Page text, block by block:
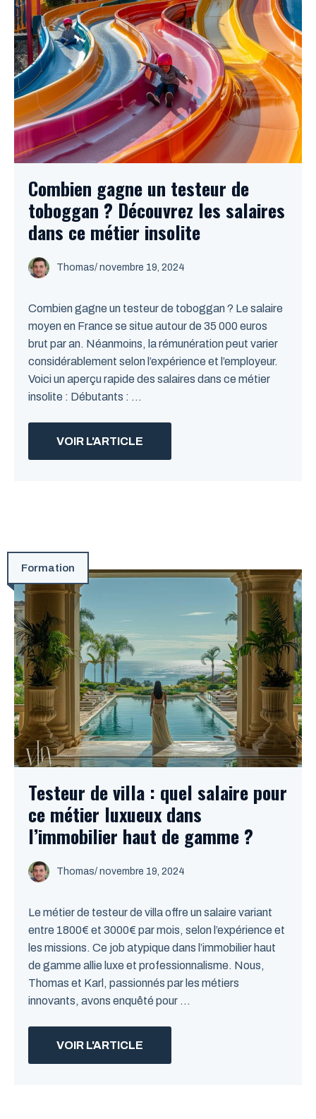
Combien gagne un testeur de
toboggan ? Découvrez les salaires
dans ce métier insolite
Thomas/ novembre 19, 2024
Combien gagne un testeur de toboggan ? Le salaire
moyen en France se situe autour de 35 000 euros
brut par an. Néanmoins, la rémunération peut varier
considérablement selon l’expérience et l’employeur.
Voici un aperçu rapide des salaires dans ce métier
insolite : Débutants : ...
VOIR L'ARTICLE
Formation
Testeur de villa : quel salaire pour
ce métier luxueux dans
l’immobilier haut de gamme ?
Thomas/ novembre 19, 2024
Le métier de testeur de villa offre un salaire variant
entre 1800€ et 3000€ par mois, selon l’expérience et
les missions. Ce job atypique dans l’immobilier haut
de gamme allie luxe et professionnalisme. Nous,
Thomas et Karl, passionnés par les métiers
innovants, avons enquêté pour ...
VOIR L'ARTICLE